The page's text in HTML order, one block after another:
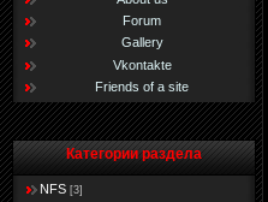
Forum
Gallery
Vkontakte
Friends of a site
Категории раздела
NFS [3]